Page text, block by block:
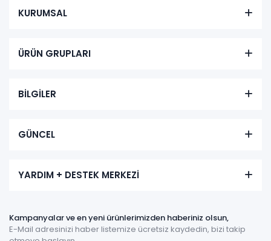
KURUMSAL
ÜRÜN GRUPLARI
BİLGİLER
GÜNCEL
YARDIM + DESTEK MERKEZİ
Kampanyalar ve en yeni ürünlerimizden haberiniz olsun,
E-Mail adresinizi haber listemize ücretsiz kaydedin, bizi takip